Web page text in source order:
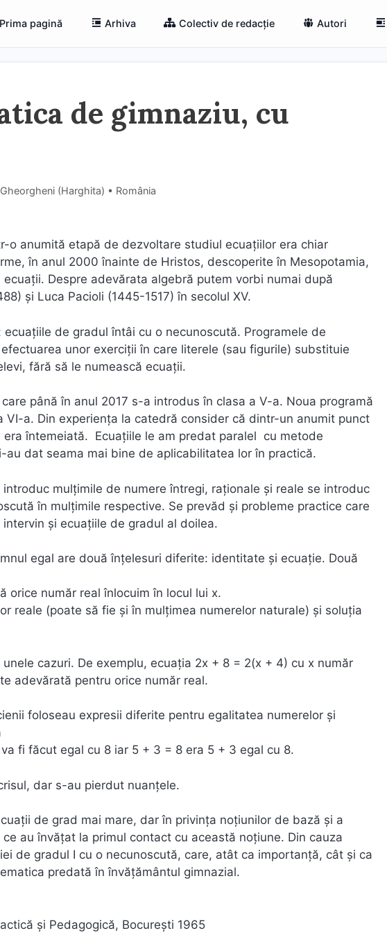
Prima pagină Arhiva Colectiv de redacție Autori
de gimnaziu, cu
(Harghita) • România
o anumită etapă de dezvoltare studiul ecuațiilor era chiar
în anul 2000 înainte de Hristos, descoperite în Mesopotamia,
Despre adevărata algebră putem vorbi numai după
și Luca Pacioli (1445-1517) în secolul XV.
de gradul întâi cu o necunoscută. Programele de
unor exerciții în care literele (sau figurile) substituie
fără să le numească ecuații.
până în anul 2017 s-a introdus în clasa a V-a. Noua programă
a. Din experiența la catedră consider că dintr-un anumit punct
întemeiată. Ecuațiile le am predat paralel cu metode
dat seama mai bine de aplicabilitatea lor în practică.
mulțimile de numere întregi, raționale și reale se introduc
în mulțimile respective. Se prevăd și probleme practice care
și ecuațiile de gradul al doilea.
egal are două înțelesuri diferite: identitate și ecuație. Două
orice număr real înlocuim în locul lui x.
reale (poate să fie și în mulțimea numerelor naturale) și soluția
cazuri. De exemplu, ecuația 2x + 8 = 2(x + 4) cu x număr
adevărată pentru orice număr real.
foloseau expresii diferite pentru egalitatea numerelor și
fi făcut egal cu 8 iar 5 + 3 = 8 era 5 + 3 egal cu 8.
dar s-au pierdut nuanțele.
de grad mai mare, dar în privința noțiunilor de bază și a
au învățat la primul contact cu această noțiune. Din cauza
de gradul I cu o necunoscută, care, atât ca importanță, cât și ca
predată în învățământul gimnazial.
și Pedagogică, Bocurești 1965